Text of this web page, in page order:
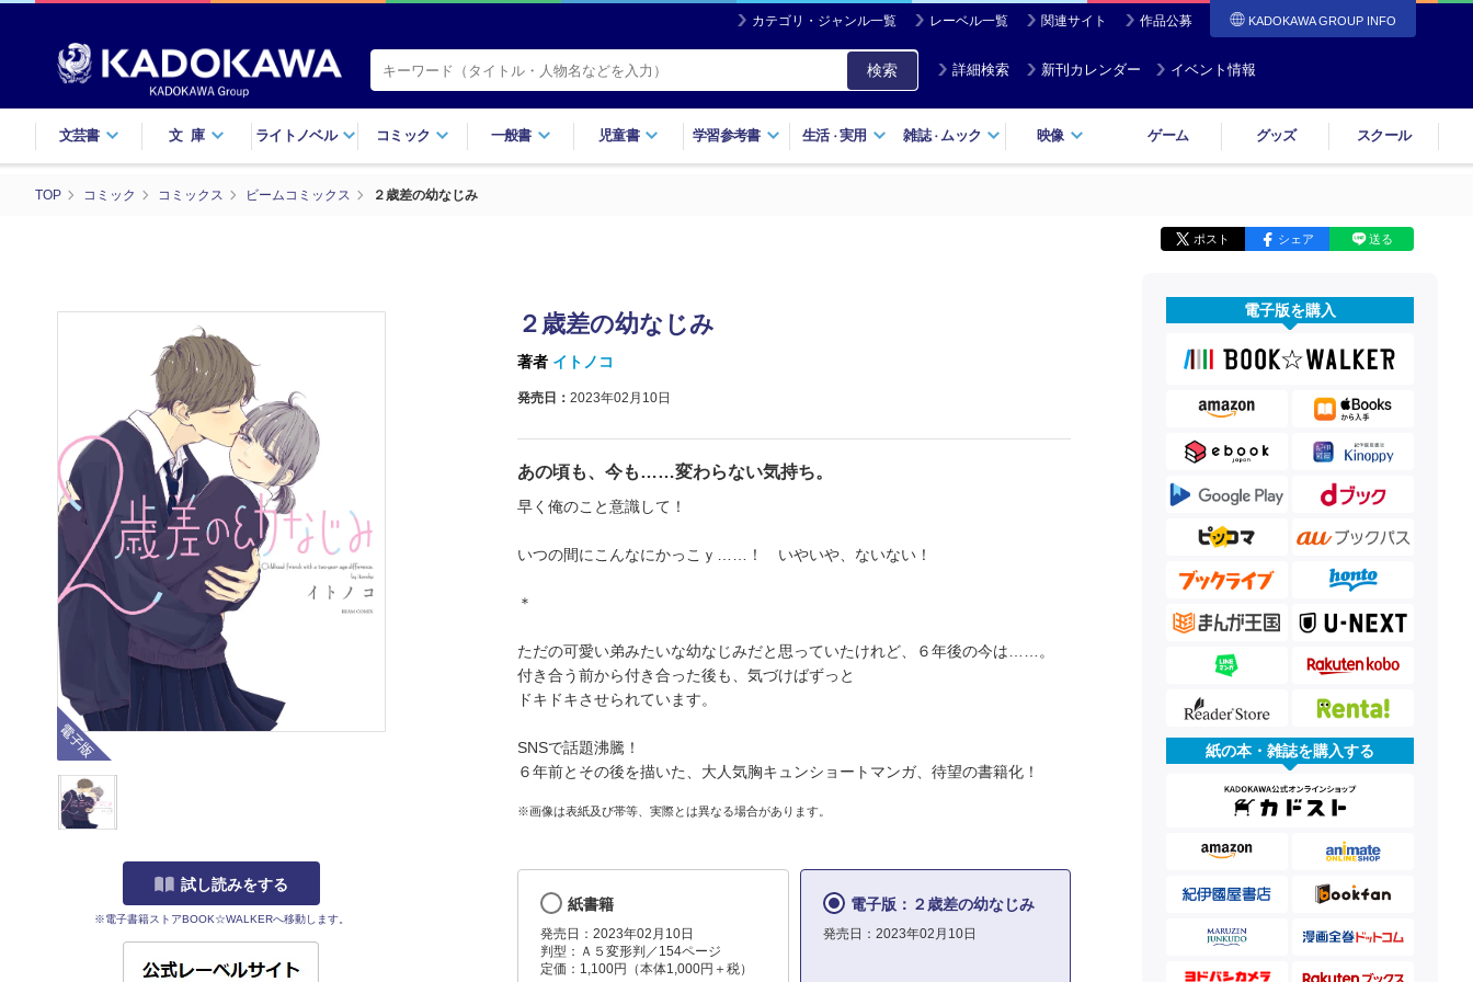
カテゴリ・ジャンル一覧 レーベル一覧 関連サイト 作品公募 KADOKAWA GROUP INFO
検索 詳細検索 新刊カレンダー イベント情報
文芸書 文庫 ライトノベル コミック 一般書 児童書 学習参考書 生活・実用 雑誌・ ムック 映像 ゲーム グッズ スクール
TOP コミック コミックス ビームコミックス ２歳差の幼なじみ
ポスト シェア 送る
電子版
試し読みをする
※電子書籍ストアBOOK☆WALKERへ移動します。
２歳差の幼なじみ
著者 イトノコ
発売日： 2023年02月10日
あの頃も、今も……変わらない気持ち。
早く俺のこと意識して！
いつの間にこんなにかっこｙ……！ いやいや、ないない！
＊
ただの可愛い弟みたいな幼なじみだと思っていたけれど、６年後の今は……。
付き合う前から付き合った後も、気づけばずっと
ドキドキさせられています。
SNSで話題沸騰！
６年前とその後を描いた、大人気胸キュンショートマンガ、待望の書籍化！
※画像は表紙及び帯等、実際とは異なる場合があります。
紙書籍
発売日：2023年02月10日
判型：Ａ５変形判／154ページ
定価：1,100円（本体1,000円＋税）
電子版：２歳差の幼なじみ
発売日：2023年02月10日
電子版を購入
紙の本・雑誌を購入する